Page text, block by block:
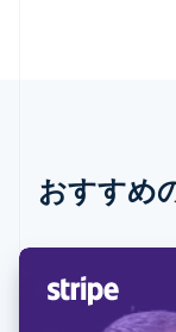
おすすめ